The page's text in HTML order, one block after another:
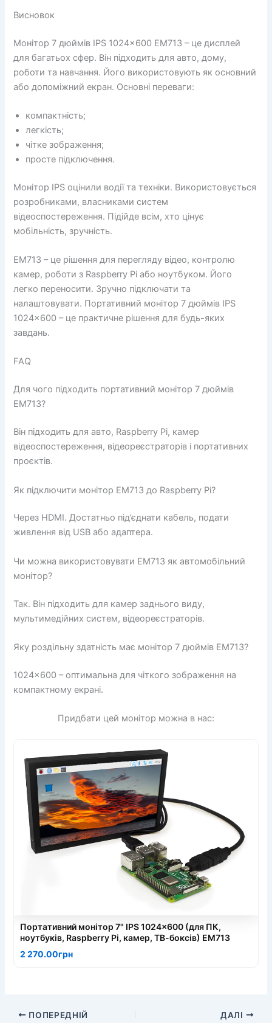
Висновок
Монітор 7 дюймів IPS 1024×600 EM713 – це дисплей
для багатьох сфер. Він підходить для авто, дому,
роботи та навчання. Його використовують як основний
або допоміжний екран. Основні переваги:
компактність;
легкість;
чітке зображення;
просте підключення.
Монітор IPS оцінили водії та техніки. Використовується
розробниками, власниками систем
відеоспостереження. Підійде всім, хто цінує
мобільність, зручність.
EM713 – це рішення для перегляду відео, контролю
камер, роботи з Raspberry Pi або ноутбуком. Його
легко переносити. Зручно підключати та
налаштовувати. Портативний монітор 7 дюймів IPS
1024×600 – це практичне рішення для будь-яких
завдань.
FAQ
Для чого підходить портативний монітор 7 дюймів
EM713?
Він підходить для авто, Raspberry Pi, камер
відеоспостереження, відеореєстраторів і портативних
проєктів.
Як підключити монітор EM713 до Raspberry Pi?
Через HDMI. Достатньо під’єднати кабель, подати
живлення від USB або адаптера.
Чи можна використовувати EM713 як автомобільний
монітор?
Так. Він підходить для камер заднього виду,
мультимедійних систем, відеореєстраторів.
Яку роздільну здатність має монітор 7 дюймів EM713?
1024×600 – оптимальна для чіткого зображення на
компактному екрані.
Придбати цей монітор можна в нас:
Портативний монітор 7" IPS 1024x600 (для ПК,
ноутбуків, Raspberry Pi, камер, ТВ-боксів) EM713
2 270.00грн
ПОПЕРЕДНІЙ ДАЛІ